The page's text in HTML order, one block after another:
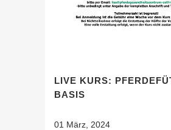
LIVE KURS:
BASIS
01 März, 2024